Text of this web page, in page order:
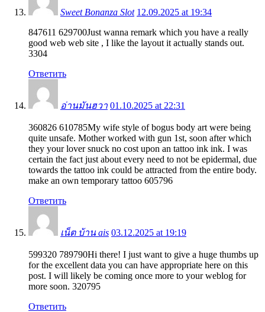
Sweet Bonanza Slot 12.09.2025 at 19:34
847611 629700Just wanna remark which you have a really
good web web site , I like the layout it actually stands out.
3304
Ответить
อ่านมันฮวา 01.10.2025 at 22:31
360826 610785My wife style of bogus body art were being
quite unsafe. Mother worked with gun 1st, soon after which
they your lover snuck no cost upon an tattoo ink ink. I was
certain the fact just about every need to not be epidermal, due
towards the tattoo ink could be attracted from the entire body.
make an own temporary tattoo 605796
Ответить
เน็ต บ้าน ais 03.12.2025 at 19:19
599320 789790Hi there! I just want to give a huge thumbs up
for the excellent data you can have appropriate here on this
post. I will likely be coming once more to your weblog for
more soon. 320795
Ответить